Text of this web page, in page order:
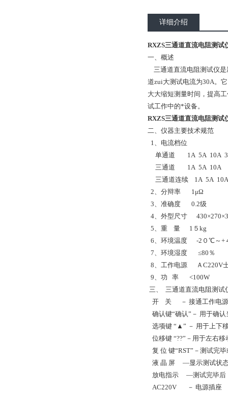
详细介绍
RXZS三通道直流电阻测试
一、概述
三通道直流电阻测试仪是
道zui大测试电流为30A。
大大缩短测量时间，提高
试工作中的*设备。
RXZS三通道直流电阻测试
二、仪器主要技术规范
1、电流档位
单通道 1A 5A 10A
三通道 1A 5A 10A
三通道连续 1A 5A
2、分辩率 1μΩ
3、准确度 0.2级
4、外型尺寸
5、重 量 1５kg
6、环境温度 -2０℃～+
7、环境湿度 ≤80％
8、工作电源 ＡC220V
9、功 率 <100W
三、 三通道直流电阻测试
开 关 － 接通工作电源
确认键“确认”－ 用于确
选项键 “▲” － 用于上下
位移键 “??”－用于左右
复 位 键“RST”－测试完
液 晶 屏 —显示测试状
放电指示 ―测试完毕后
AC220V － 电源插座